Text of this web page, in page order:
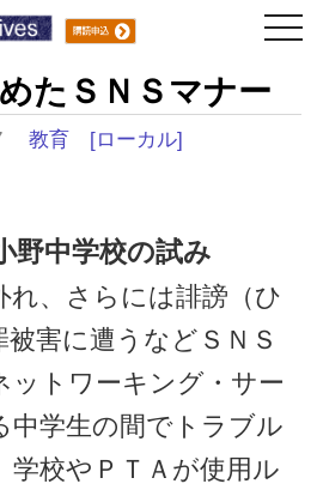
たＳＮＳマナー
教育 [ローカル]
野中学校の試み
、さらには誹謗（ひ
害に遭うなどＳＮＳ
ットワーキング・サー
中学生の間でトラブル
学校やＰＴＡが使用ル